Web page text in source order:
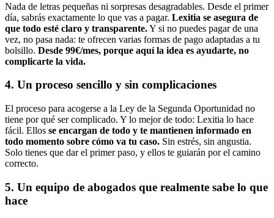
Nada de letras pequeñas ni sorpresas desagradables. Desde el primer
día, sabrás exactamente lo que vas a pagar. Lexitia se asegura de
que todo esté claro y transparente.Y si no puedes pagar de una
vez, no pasa nada: te ofrecen varias formas de pago adaptadas a tu
bolsillo. Desde 99€/mes, porque aquí la idea es ayudarte, no
complicarte la vida.
4. Un proceso sencillo y sin complicaciones
El proceso para acogerse a la Ley de la Segunda Oportunidad no
tiene por qué ser complicado. Y lo mejor de todo: Lexitia lo hace
fácil. Ellos se encargan de todo y te mantienen informado en
todo momento sobre cómo va tu caso. Sin estrés, sin angustia.
Solo tienes que dar el primer paso, y ellos te guiarán por el camino
correcto.
5. Un equipo de abogados que realmente sabe lo que
hace